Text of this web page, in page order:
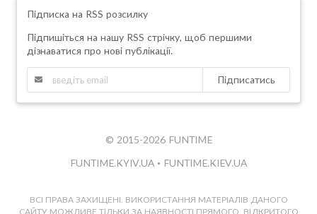
Підписка на RSS розсилку
Підпишіться на нашу RSS стрічку, щоб першими
дізнаватися про нові публікації.
Підписатись
© 2015-2026 FUNTIME
FUNTIME.KYIV.UA • FUNTIME.KIEV.UA
ВСІ ПРАВА ЗАХИЩЕНІ. ВИКОРИСТАННЯ МАТЕРІАЛІВ ДАНОГО
САЙТУ МОЖЛИВЕ ТІЛЬКИ ЗА НАЯВНОСТІ ПРЯМОГО, ВІДКРИТОГО